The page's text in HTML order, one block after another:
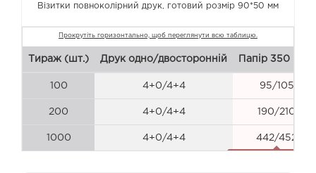
Візитки повноколірний друк, готовий розмір 90*50 мм
Тираж (шт.) Друк одно/двосторонній Папір 350 г/м2
100 4+0/4+4 95/105
200 4+0/4+4 190/210
1000 4+0/4+4 442/452